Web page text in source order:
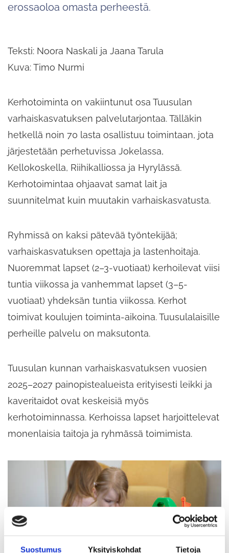
Suostumus Yksityiskohdat Tietoja
erossaoloa omasta perheestä.
Teksti: Noora Naskali ja Jaana Tarula
Kuva: Timo Nurmi
Kerhotoiminta on vakiintunut osa Tuusulan
varhaiskasvatuksen palvelutarjontaa. Tälläkin
hetkellä noin 70 lasta osallistuu toimintaan, jota
järjestetään perhetuvissa Jokelassa,
Kellokoskella, Riihikalliossa ja Hyrylässä.
Kerhotoimintaa ohjaavat samat lait ja
suunnitelmat kuin muutakin varhaiskasvatusta.
Ryhmissä on kaksi pätevää työntekijää;
varhaiskasvatuksen opettaja ja lastenhoitaja.
Nuoremmat lapset (2–3-vuotiaat) kerhoilevat viisi
tuntia viikossa ja vanhemmat lapset (3–5-
vuotiaat) yhdeksän tuntia viikossa. Kerhot
toimivat koulujen toiminta-aikoina. Tuusulalaisille
perheille palvelu on maksutonta.
Tuusulan kunnan varhaiskasvatuksen vuosien
2025–2027 painopistealueista erityisesti leikki ja
kaveritaidot ovat keskeisiä myös
kerhotoiminnassa. Kerhoissa lapset harjoittelevat
monenlaisia taitoja ja ryhmässä toimimista.